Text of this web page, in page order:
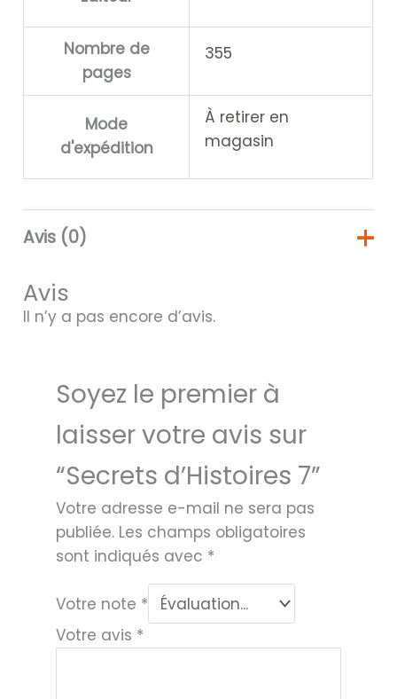
Nombre de
pages
355
Mode
d'expédition
À retirer en
magasin
Avis (0)
Avis
Il n’y a pas encore d’avis.
Soyez le premier à
laisser votre avis sur
“Secrets d’Histoires 7”
Votre adresse e-mail ne sera pas
publiée. Les champs obligatoires
sont indiqués avec *
Votre note *
Votre avis *